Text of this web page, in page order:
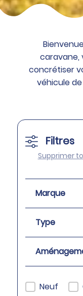
caravane,
concrétiser
véhicule
Filtres
Supprimer
Marque
Type
Neuf /
Neuf